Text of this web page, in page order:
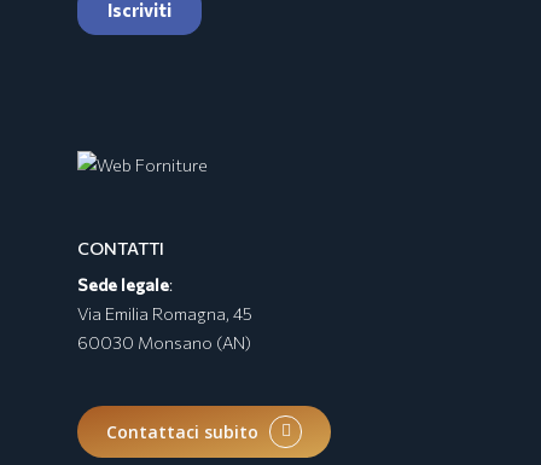
CONTATTI
Sede legale:
Via Emilia Romagna, 45
60030 Monsano (AN)
Contattaci subito